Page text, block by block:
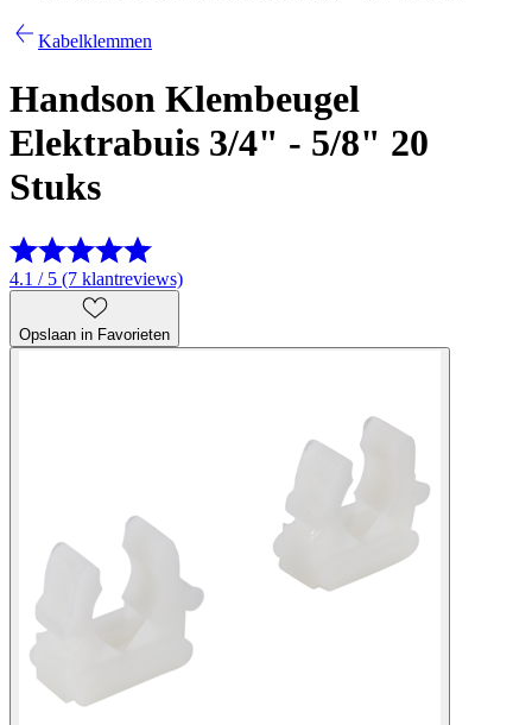
Kabelklemmen
Handson Klembeugel
Elektrabuis 3/4" - 5/8" 20
Stuks
4.1 / 5 (7 klantreviews)
Opslaan in Favorieten